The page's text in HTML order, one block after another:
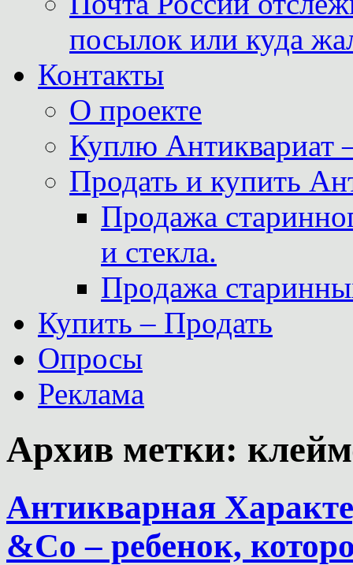
посылок или куда
Контакты
О проекте
Куплю Антиквариат
Продать и купить
Продажа
и стекла.
Продажа
Купить – Продать
Опросы
Реклама
Архив метки:
Антикварная
&Co – ребенок,